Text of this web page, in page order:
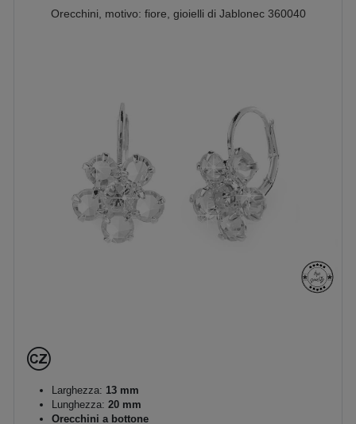
Orecchini, motivo: fiore, gioielli di Jablonec 360040
Larghezza: 13 mm
Lunghezza: 20 mm
Orecchini a bottone